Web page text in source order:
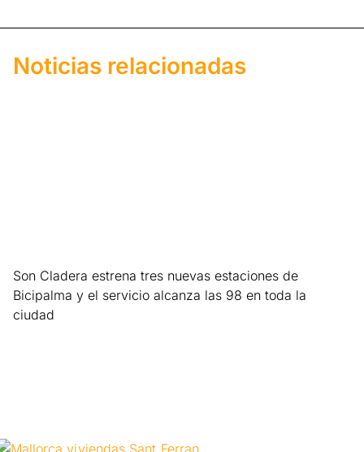
Noticias relacionadas
Son Cladera estrena tres nuevas estaciones de
Bicipalma y el servicio alcanza las 98 en toda la
ciudad